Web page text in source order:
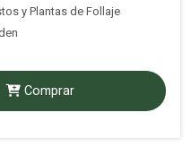
y Plantas de Follaje
Comprar